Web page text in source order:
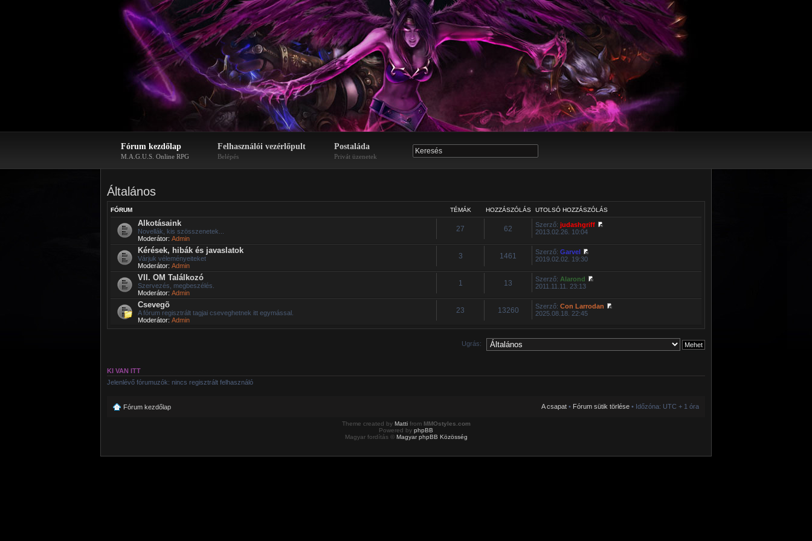
Fórum kezdőlap
M.A.G.U.S. Online RPG
Felhasználói vezérlőpult
Belépés
Postaláda
Privát üzenetek
Általános
FÓRUM TÉMÁK HOZZÁSZÓLÁS UTOLSÓ HOZZÁSZÓLÁS
Alkotásaink
Novellák, kis szösszenetek...
Moderátor: Admin
27 62 Szerző:judashgriff
2013.02.26. 10:04
Kérések, hibák és javaslatok
Várjuk véleményeiteket
Moderátor: Admin
3 1461 Szerző:Garvel
2019.02.02. 19:30
VII. OM Találkozó
Szervezés, megbeszélés.
Moderátor: Admin
1 13 Szerző: Alarond
2011.11.11. 23:13
Csevegõ
A fórum regisztrált tagjai cseveghetnek itt egymással.
Moderátor: Admin
23 13260 Szerző:Con Larrodan
2025.08.18. 22:45
Ugrás:
KI VAN ITT
Jelenlévő fórumuzók: nincs regisztrált felhasználó
Fórum kezdőlap A csapat • Fórum sütik törlése • Időzóna: UTC + 1 óra
Theme created by Mattifrom MMOstyles.com
Powered by phpBB
Magyar fordítás © Magyar phpBB Közösség